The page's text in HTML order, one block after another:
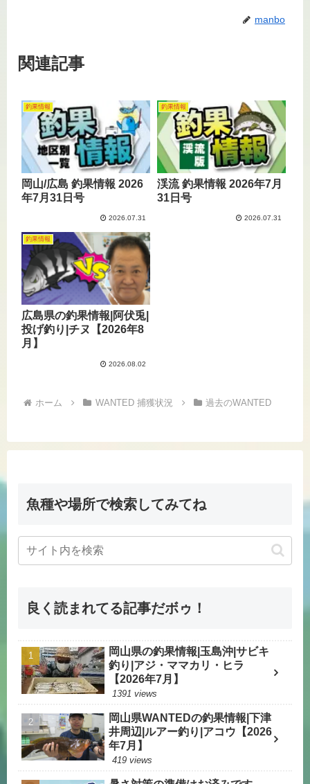
manbo
関連記事
釣果情報
岡山/広島 釣果情報 2026
年7月31日号
2026.07.31
釣果情報
渓流 釣果情報 2026年7月
31日号
2026.07.31
釣果情報
広島県の釣果情報|阿伏兎|
投げ釣り|チヌ【2026年8
月】
2026.08.02
ホーム WANTED 捕獲状況 過去のWANTED
魚種や場所で検索してみてね
良く読まれてる記事だボゥ！
岡山県の釣果情報|玉島沖|サビキ
釣り|アジ・ママカリ・ヒラ
【2026年7月】
1391 views
岡山県WANTEDの釣果情報|下津
井周辺|ルアー釣り|アコウ【2026
年7月】
419 views